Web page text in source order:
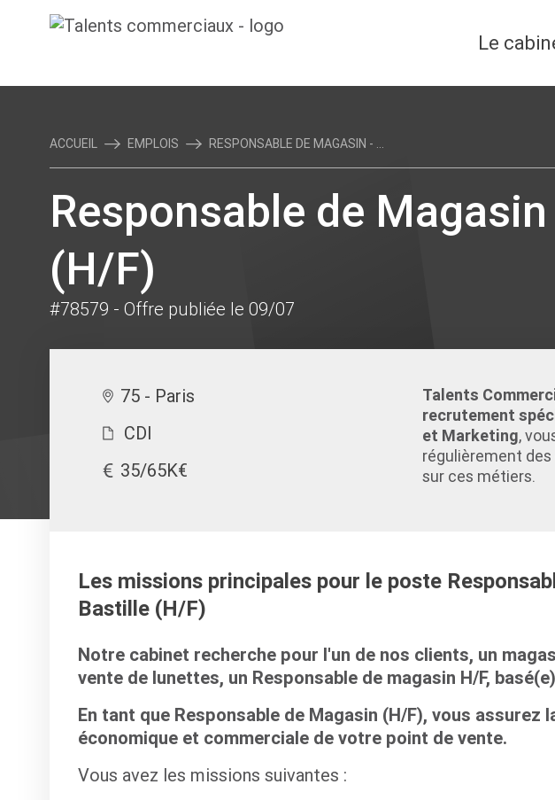
Le
ACCUEIL EMPLOIS RESPONSABLE DE MAGASIN - ...
Responsable de
(H/F)
#78579 - Offre publiée le 09/07
75 - Paris
CDI
35/65K€
Talents
recrutement
et Marketing,
régulièrement des
sur ces métiers.
Les missions principales pour le poste
Bastille (H/F)
Notre cabinet recherche pour l'un de nos clients, un
vente de lunettes, un Responsable de magasin H/F,
En tant que Responsable de Magasin (H/F), vous assurez
économique et commerciale de votre point de vente.
Vous avez les missions suivantes :